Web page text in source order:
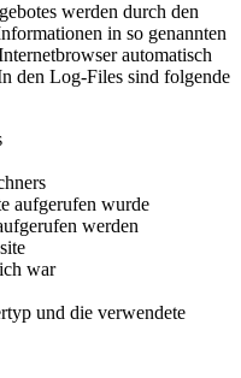
werden durch den
in so genannten
automatisch
den Log-Files sind folgende
aufgerufen wurde
werden
war
und die verwendete